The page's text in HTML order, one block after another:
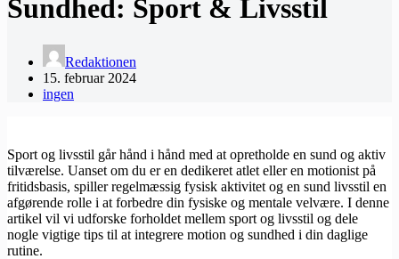
Sundhed: Sport & Livsstil
Redaktionen
15. februar 2024
ingen
Sport og livsstil går hånd i hånd med at opretholde en sund og aktiv
tilværelse. Uanset om du er en dedikeret atlet eller en motionist på
fritidsbasis, spiller regelmæssig fysisk aktivitet og en sund livsstil en
afgørende rolle i at forbedre din fysiske og mentale velvære. I denne
artikel vil vi udforske forholdet mellem sport og livsstil og dele
nogle vigtige tips til at integrere motion og sundhed i din daglige
rutine.